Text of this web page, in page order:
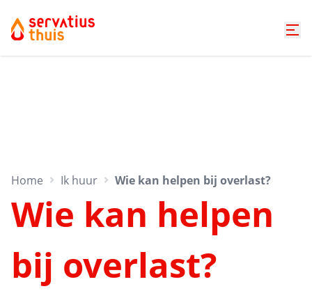
Home Ik huur Wie kan helpen bij overlast?
Wie kan helpen
bij overlast?